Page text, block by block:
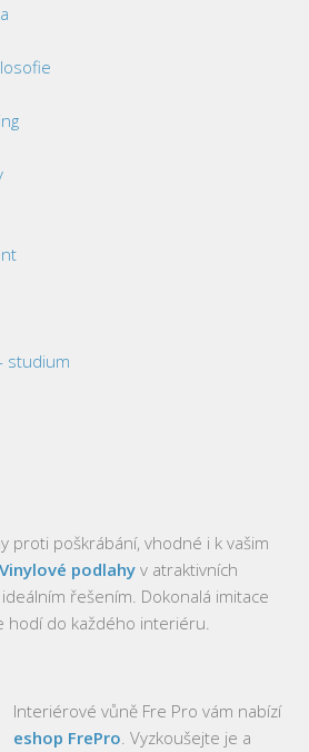
studium
proti poškrábání, vhodné i k vašim
Vinylové podlahy v atraktivních
řešením. Dokonalá imitace
do každého interiéru.
Interiérové vůně Fre Pro vám nabízí
eshop FrePro . Vyzkoušejte je a